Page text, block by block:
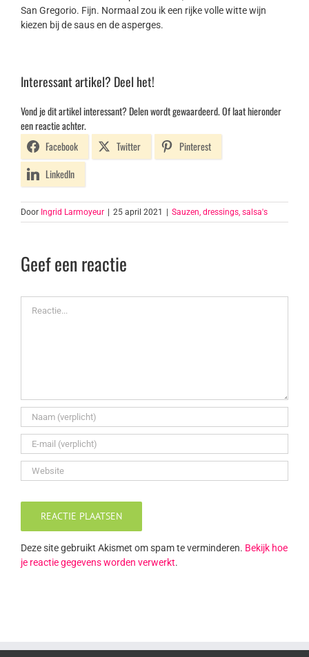
San Gregorio. Fijn. Normaal zou ik een rijke volle witte wijn
kiezen bij de saus en de asperges.
Interessant artikel? Deel het!
Vond je dit artikel interessant? Delen wordt gewaardeerd. Of laat hieronder
een reactie achter.
Facebook
Twitter
Pinterest
LinkedIn
Door Ingrid Larmoyeur | 25 april 2021 | Sauzen, dressings, salsa's
Geef een reactie
Deze site gebruikt Akismet om spam te verminderen. Bekijk hoe
je reactie gegevens worden verwerkt.